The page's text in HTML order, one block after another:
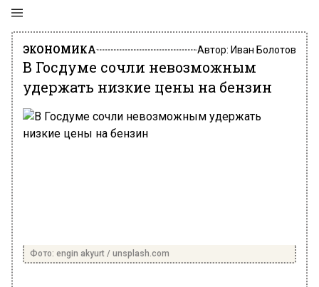
ЭКОНОМИКА Автор: Иван Болотов
В Госдуме сочли невозможным
удержать низкие цены на бензин
Фото: engin akyurt / unsplash.com